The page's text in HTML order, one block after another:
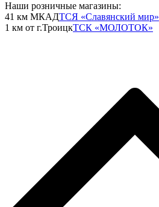
Наши розничные магазины:
41 км МКАДТСЯ «Славянский мир»
1 км от г.ТроицкТСК «МОЛОТОК»